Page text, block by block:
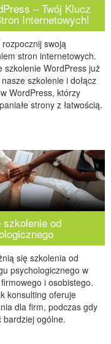
– Twój Klucz
Internetowych!
swoją
stron internetowych.
szkolenie WordPress już
szkolenie i dołącz
WordPress, którzy
strony z łatwością.
od
się szkolenia od
psychologicznego w
i osobistego.
konsulting oferuje
dla firm, podczas gdy
bardziej ogólne.